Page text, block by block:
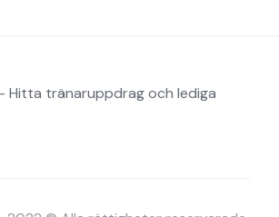
Hitta tränaruppdrag och lediga